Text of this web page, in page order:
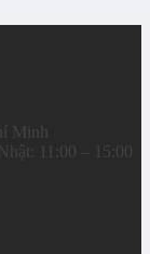
Minh
11:00 – 15:00